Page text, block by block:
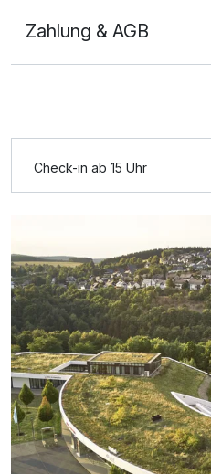
Ausstattung
1 Erwachsenen
Ausstattung
Für 4 Tage
Zahlung & AGB
Check-in ab 15 Uhr